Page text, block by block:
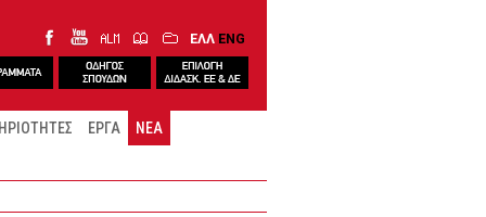
ΕΛΛ ENG
ΕΡΓΑ
ΝΕΑ